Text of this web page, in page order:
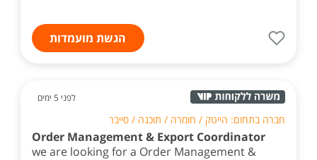
הגשת מועמדות
לפני 5 ימים
חברה בתחום: הייטק / חומרה / תוכנה / סייבר
Order Management & Export Coordinator
we are looking for a Order Management &